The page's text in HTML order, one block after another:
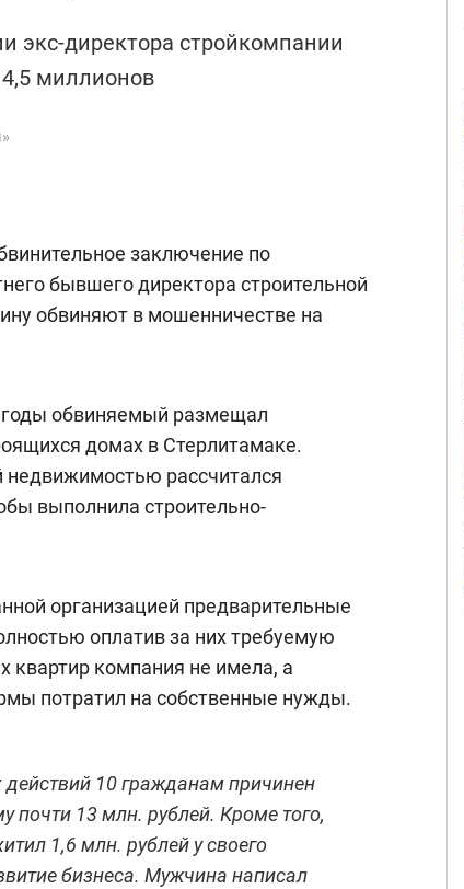
экс-директора стройкомпании
миллионов
заключение по
бывшего директора строительной
обвиняют в мошенничестве на
годы обвиняемый размещал
домах в Стерлитамаке.
недвижимостью рассчитался
выполнила строительно-
организацией предварительные
оплатив за них требуемую
квартир компания не имела, а
потратил на собственные нужды.
действий 10 гражданам причинен
почти 13 млн. рублей. Кроме того,
1,6 млн. рублей у своего
бизнеса. Мужчина написал